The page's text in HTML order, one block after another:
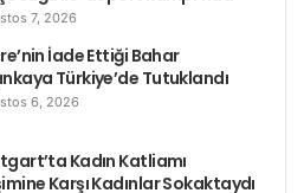
doğru olacağını
orada tartışılan
henüz
olan burjuva
kullanmaktan
7, 2026
İade Ettiği Bahar
Türkiye’de Tutuklandı
6, 2026
Kadın Katliamı
Karşı Kadınlar Sokaktaydı